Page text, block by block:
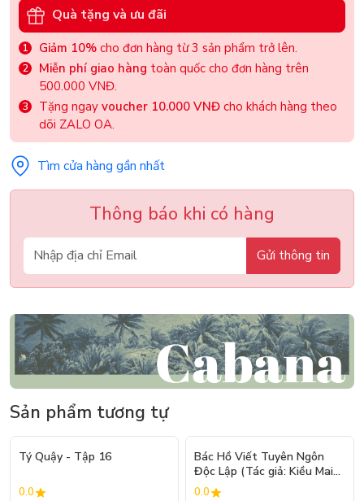
Quà tặng và ưu đãi
Giảm 10% cho đơn hàng từ 3 sản phẩm trở lên.
Miễn phí giao hàng toàn quốc cho đơn hàng trên
500.000 VNĐ.
Tặng ngay voucher 10.000 VNĐ cho khách hàng theo
dõi ZALO OA.
Tìm cửa hàng gần nhất
Thông báo khi có hàng
Gửi thông tin
Sản phẩm tương tự
Tý Quậy - Tập 16
0.0
- 20%
Bác Hồ Viết Tuyên Ngôn
Độc Lập (Tác giả: Kiều Mai
Sơn)
0.0